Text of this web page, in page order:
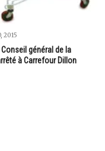
2015
général de la
à Carrefour Dillon